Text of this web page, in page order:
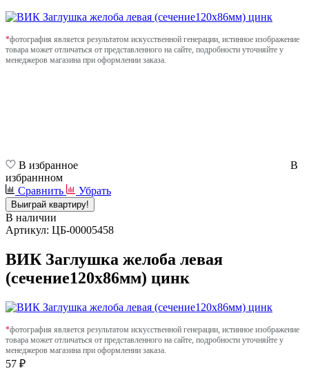
*фотография является результатом искусственной генерации, истинное изображение
товара может отличаться от представленного на сайте, подробности уточняйте у
менеджеров магазина при оформлении заказа.
В избранное
В
избраннном
Сравнить
Убрать
Выиграй квартиру!
В наличии
Артикул: ЦБ-00005458
ВИК Заглушка желоба левая
(сечение120х86мм) цинк
*фотография является результатом искусственной генерации, истинное изображение
товара может отличаться от представленного на сайте, подробности уточняйте у
менеджеров магазина при оформлении заказа.
57 ₽